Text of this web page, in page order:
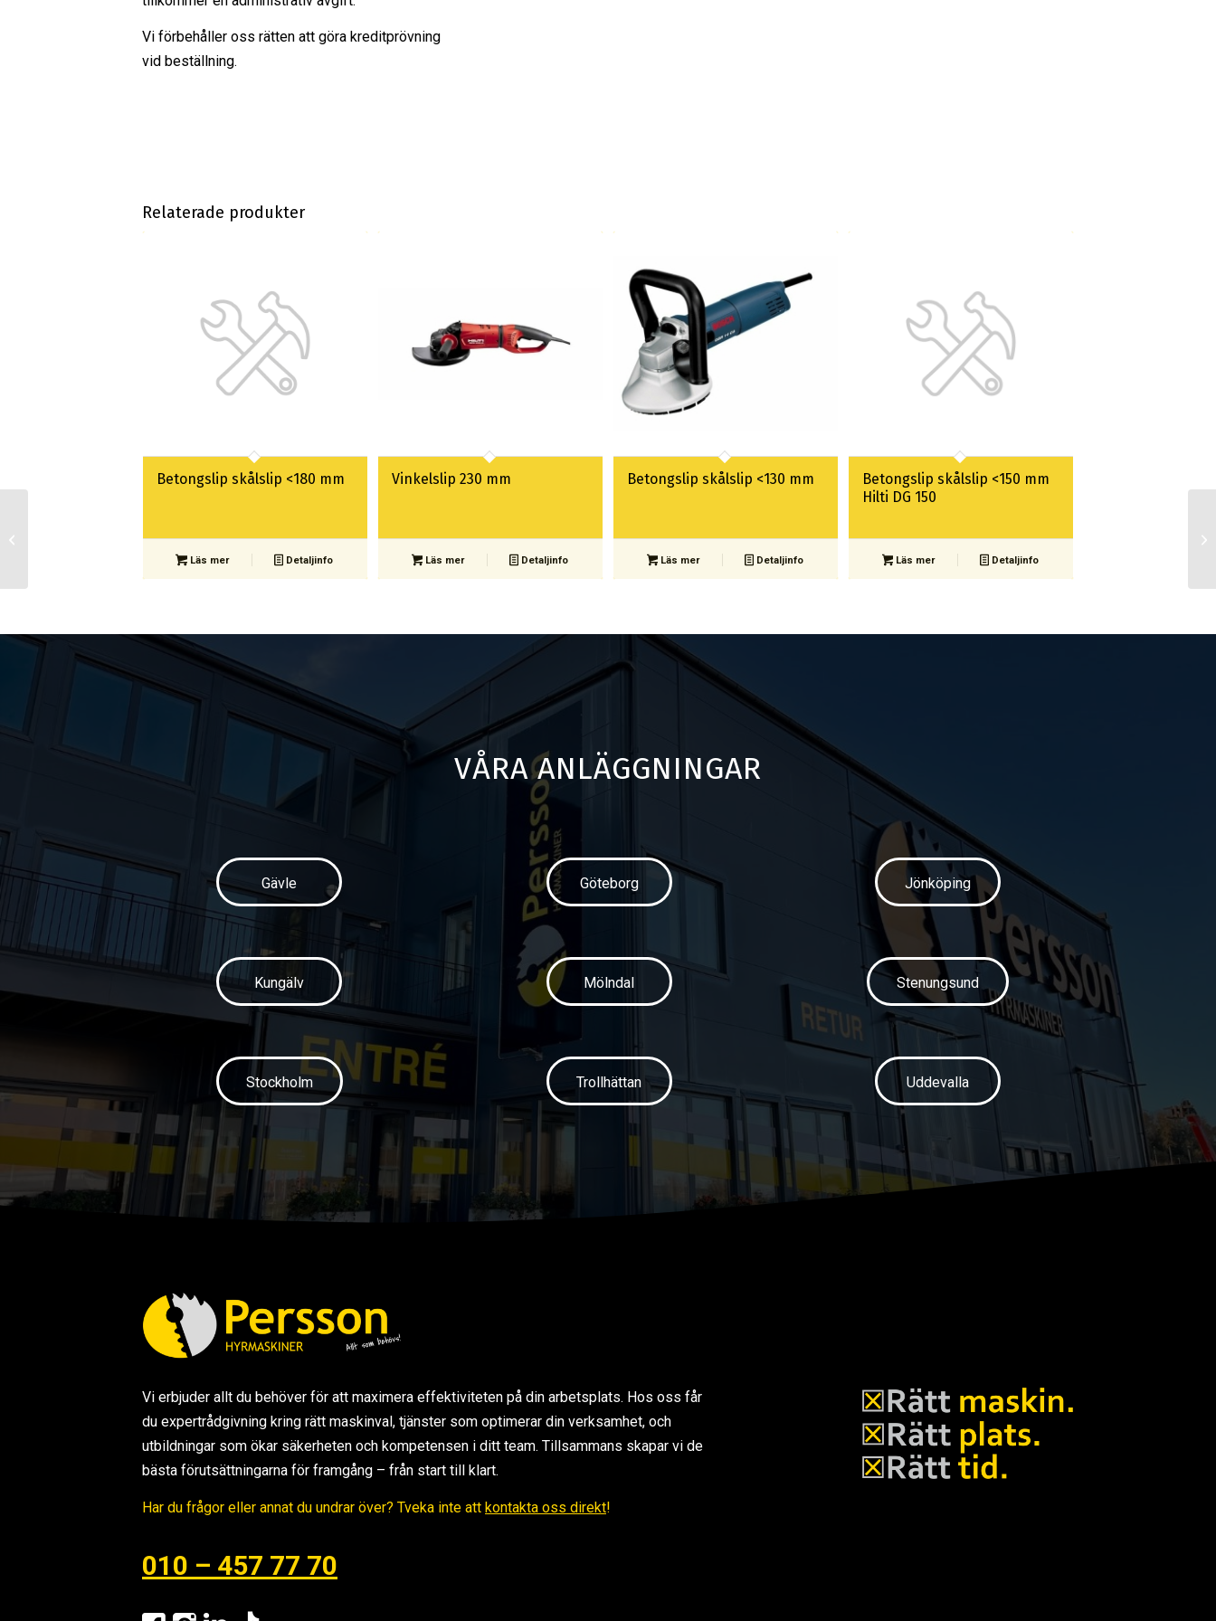
Vi förbehåller oss rätten att göra kreditprövning
vid beställning.
Relaterade produkter
Betongslip skålslip <180 mm
Läs mer Detaljinfo
Vinkelslip 230 mm
Läs mer Detaljinfo
Betongslip skålslip <130 mm
Läs mer Detaljinfo
Betongslip skålslip <150 mm
Hilti DG 150
Läs mer Detaljinfo
VÅRA ANLÄGGNINGAR
Gävle Göteborg Jönköping
Kungälv Mölndal Stenungsund
Stockholm Trollhättan Uddevalla
Vi erbjuder allt du behöver för att maximera effektiviteten på din arbetsplats. Hos oss får
du expertrådgivning kring rätt maskinval, tjänster som optimerar din verksamhet, och
utbildningar som ökar säkerheten och kompetensen i ditt team. Tillsammans skapar vi de
bästa förutsättningarna för framgång – från start till klart.
Har du frågor eller annat du undrar över? Tveka inte att kontakta oss direkt!
010 – 457 77 70